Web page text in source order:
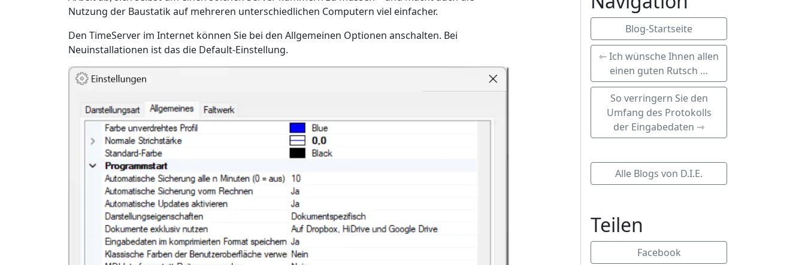
Nutzung der Baustatik auf mehreren unterschiedlichen Computern viel einfacher.
Den TimeServer im Internet können Sie bei den Allgemeinen Optionen anschalten. Bei
Neuinstallationen ist das die Default-Einstellung.
Blog-Startseite
⇽ Ich wünsche Ihnen allen
einen guten Rutsch …
So verringern Sie den
Umfang des Protokolls
der Eingabedaten ⇾
Alle Blogs von D.I.E.
Teilen
Facebook